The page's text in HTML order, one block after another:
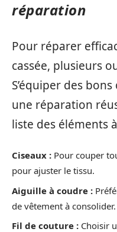
réparation
Pour réparer
cassée, plusieurs
S’équiper des
une réparation
liste des éléments
Ciseaux : Pour couper
pour ajuster le tissu.
Aiguille à coudre :
de vêtement à consolider.
Fil de couture : Choisir